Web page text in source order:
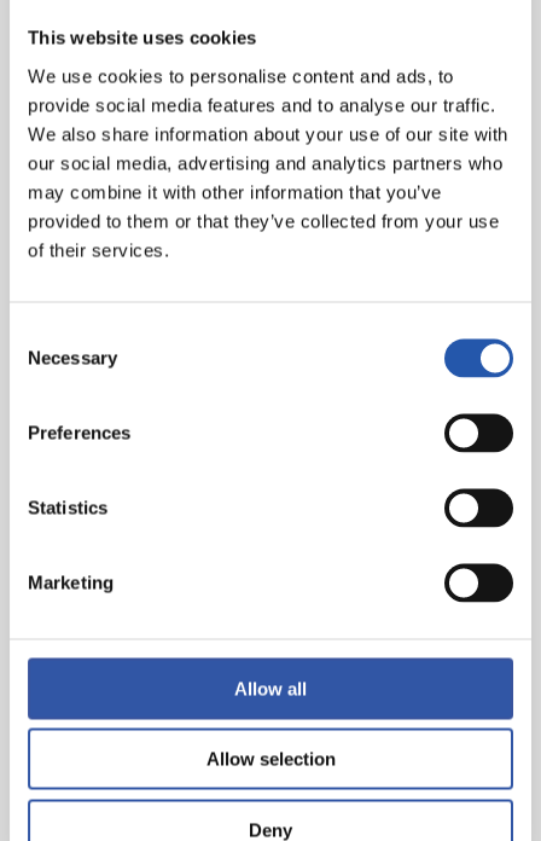
This website uses cookies
We use cookies to personalise content and ads, to
provide social media features and to analyse our traffic.
We also share information about your use of our site with
our social media, advertising and analytics partners who
may combine it with other information that you’ve
provided to them or that they’ve collected from your use
of their services.
Selection
Necessary
Preferences
Statistics
Marketing
Allow all
Allow selection
Deny